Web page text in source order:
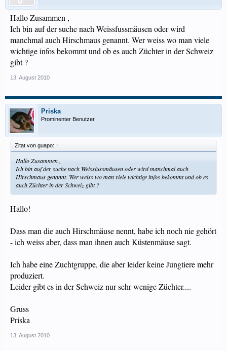
Hallo Zusammen ,
Ich bin auf der suche nach Weissfussmäusen oder wird
manchmal auch Hirschmaus genannt. Wer weiss wo man viele
wichtige infos bekommt und ob es auch Züchter in der Schweiz
gibt ?
13. August 2010
Priska
Prominenter Benutzer
Zitat von guapo: ↑
Hallo Zusammen ,
Ich bin auf der suche nach Weissfussmäusen oder wird manchmal auch
Hirschmaus genannt. Wer weiss wo man viele wichtige infos bekommt und ob es
auch Züchter in der Schweiz gibt ?
Hallo!
Dass man die auch Hirschmäuse nennt, habe ich noch nie gehört
- ich weiss aber, dass man ihnen auch Küstenmäuse sagt.
Ich habe eine Zuchtgruppe, die aber leider keine Jungtiere mehr
produziert.
Leider gibt es in der Schweiz nur sehr wenige Züchter....
Gruss
Priska
13. August 2010